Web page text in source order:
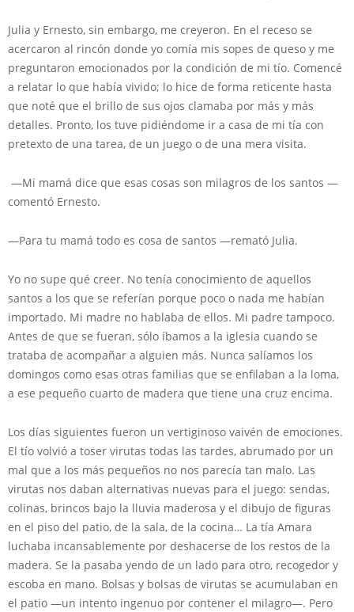
Julia y Ernesto, sin embargo, me creyeron. En el receso se
acercaron al rincón donde yo comía mis sopes de queso y me
preguntaron emocionados por la condición de mi tío. Comencé
a relatar lo que había vivido; lo hice de forma reticente hasta
que noté que el brillo de sus ojos clamaba por más y más
detalles. Pronto, los tuve pidiéndome ir a casa de mi tía con
pretexto de una tarea, de un juego o de una mera visita.
—Mi mamá dice que esas cosas son milagros de los santos —
comentó Ernesto.
—Para tu mamá todo es cosa de santos —remató Julia.
Yo no supe qué creer. No tenía conocimiento de aquellos
santos a los que se referían porque poco o nada me habían
importado. Mi madre no hablaba de ellos. Mi padre tampoco.
Antes de que se fueran, sólo íbamos a la iglesia cuando se
trataba de acompañar a alguien más. Nunca salíamos los
domingos como esas otras familias que se enfilaban a la loma,
a ese pequeño cuarto de madera que tiene una cruz encima.
Los días siguientes fueron un vertiginoso vaivén de emociones.
El tío volvió a toser virutas todas las tardes, abrumado por un
mal que a los más pequeños no nos parecía tan malo. Las
virutas nos daban alternativas nuevas para el juego: sendas,
colinas, brincos bajo la lluvia maderosa y el dibujo de figuras
en el piso del patio, de la sala, de la cocina… La tía Amara
luchaba incansablemente por deshacerse de los restos de la
madera. Se la pasaba yendo de un lado para otro, recogedor y
escoba en mano. Bolsas y bolsas de virutas se acumulaban en
el patio —un intento ingenuo por contener el milagro—. Pero